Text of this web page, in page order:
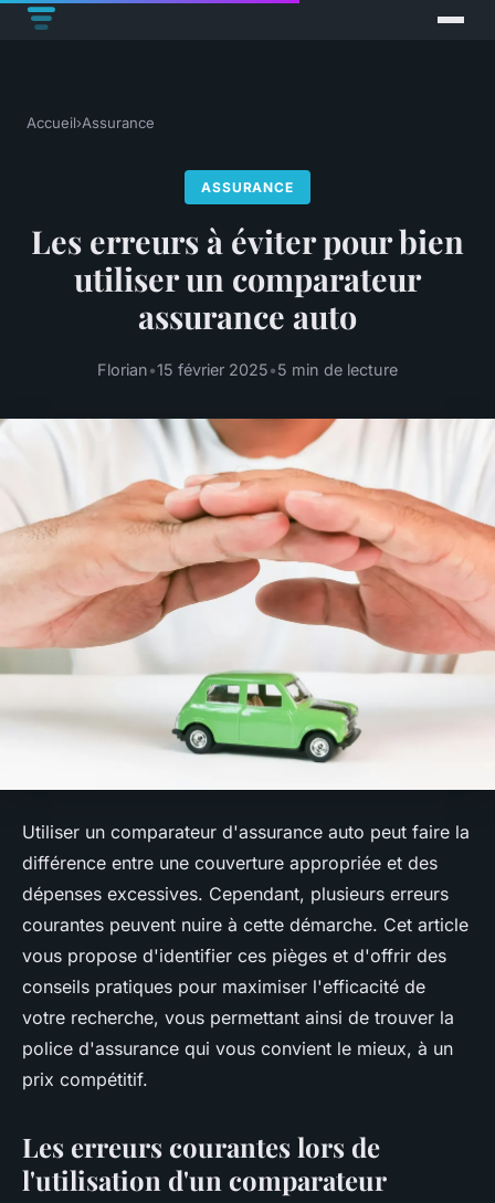
Accueil›Assurance
ASSURANCE
Les erreurs à éviter pour bien
utiliser un comparateur
assurance auto
Florian•15 février 2025•5 min de lecture
Utiliser un comparateur d'assurance auto peut faire la
différence entre une couverture appropriée et des
dépenses excessives. Cependant, plusieurs erreurs
courantes peuvent nuire à cette démarche. Cet article
vous propose d'identifier ces pièges et d'offrir des
conseils pratiques pour maximiser l'efficacité de
votre recherche, vous permettant ainsi de trouver la
police d'assurance qui vous convient le mieux, à un
prix compétitif.
Les erreurs courantes lors de
l'utilisation d'un comparateur